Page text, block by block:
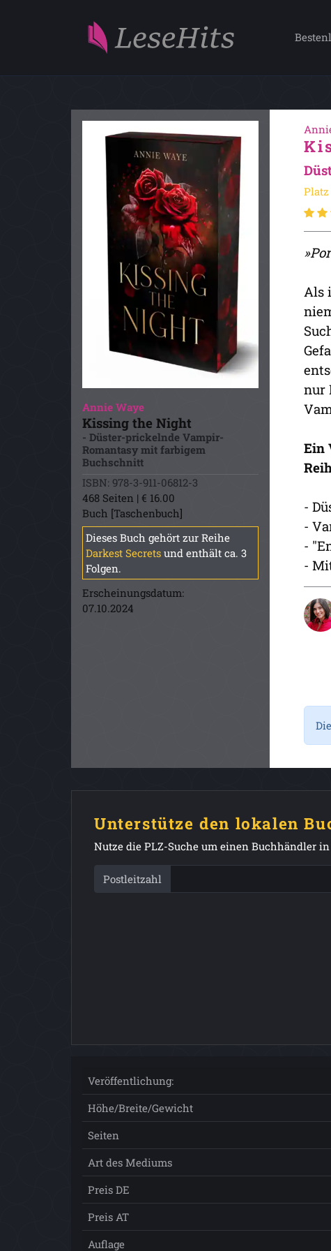
Annie Waye
Kissing the Night
- Düster-prickelnde Vampir-
Romantasy mit farbigem
Buchschnitt
ISBN: 978-3-911-06812-3
468 Seiten | € 16.00
Buch [Taschenbuch]
Dieses Buch gehört zur Reihe
Darkest Secrets und enthält ca. 3
Folgen.
Erscheinungsdatum:
07.10.2024
Platz
Als
nur
Ein
-
-
-
-
Unterstütze den lokalen
Nutze die PLZ-Suche um einen Buchhändler
Postleitzahl
Veröffentlichung:
Höhe/Breite/Gewicht
Seiten
Art des Mediums
Preis DE
Preis AT
Auflage